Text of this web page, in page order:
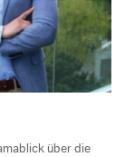
über die